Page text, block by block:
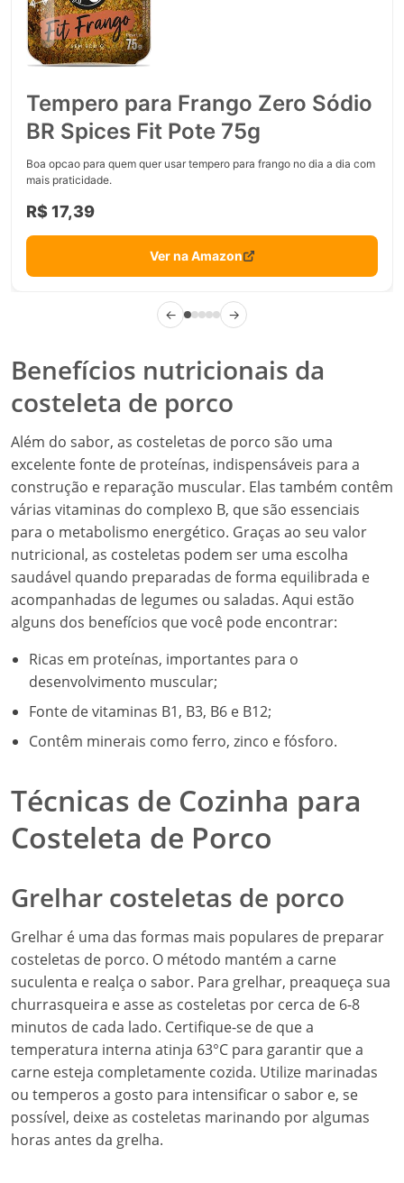
Tempero para Frango Zero Sódio
BR Spices Fit Pote 75g
Boa opcao para quem quer usar tempero para frango no dia a dia com
mais praticidade.
R$ 17,39
Ver na Amazon
← →
Benefícios nutricionais da
costeleta de porco
Além do sabor, as costeletas de porco são uma
excelente fonte de proteínas, indispensáveis para a
construção e reparação muscular. Elas também contêm
várias vitaminas do complexo B, que são essenciais
para o metabolismo energético. Graças ao seu valor
nutricional, as costeletas podem ser uma escolha
saudável quando preparadas de forma equilibrada e
acompanhadas de legumes ou saladas. Aqui estão
alguns dos benefícios que você pode encontrar:
Ricas em proteínas, importantes para o
desenvolvimento muscular;
Fonte de vitaminas B1, B3, B6 e B12;
Contêm minerais como ferro, zinco e fósforo.
Técnicas de Cozinha para
Costeleta de Porco
Grelhar costeletas de porco
Grelhar é uma das formas mais populares de preparar
costeletas de porco. O método mantém a carne
suculenta e realça o sabor. Para grelhar, preaqueça sua
churrasqueira e asse as costeletas por cerca de 6-8
minutos de cada lado. Certifique-se de que a
temperatura interna atinja 63°C para garantir que a
carne esteja completamente cozida. Utilize marinadas
ou temperos a gosto para intensificar o sabor e, se
possível, deixe as costeletas marinando por algumas
horas antes da grelha.